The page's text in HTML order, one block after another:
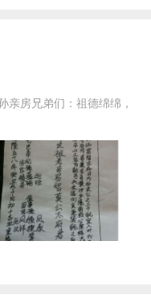
亲房兄弟们：祖德绵绵，